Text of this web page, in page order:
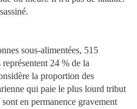
sous-alimentées, 515
24 % de la
la proportion des
qui paie le plus lourd tribut
en permanence gravement